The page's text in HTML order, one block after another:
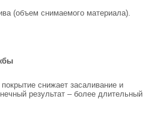
(объем снимаемого материала).
снижает засаливание и
результат – более длительный